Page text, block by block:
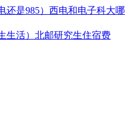
还是985）西电和电子科大哪
生活）北邮研究生住宿费